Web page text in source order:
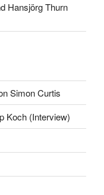
Hansjörg Thurn
Simon Curtis
Koch (Interview)